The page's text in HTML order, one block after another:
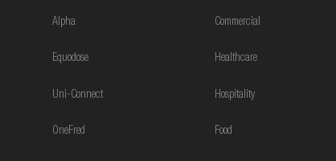
Alpha
Equodose
Uni-Connect
OneFred
Commercial
Healthcare
Hospitality
Food